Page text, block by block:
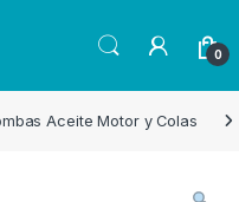
0
Aceite Motor y Colas